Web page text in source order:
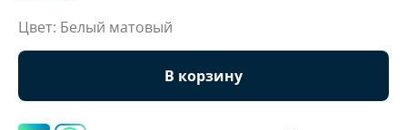
Цвет: Белый матовый
В корзину